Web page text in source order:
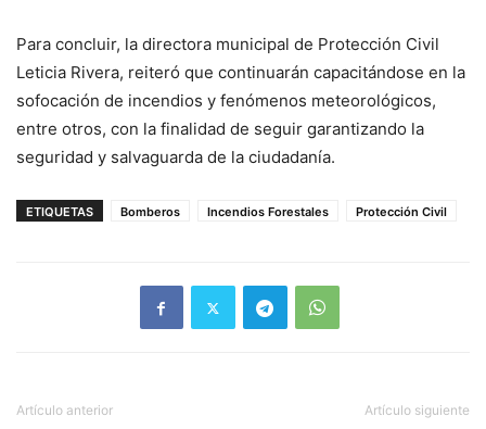
Para concluir, la directora municipal de Protección Civil
Leticia Rivera, reiteró que continuarán capacitándose en la
sofocación de incendios y fenómenos meteorológicos,
entre otros, con la finalidad de seguir garantizando la
seguridad y salvaguarda de la ciudadanía.
ETIQUETAS Bomberos Incendios Forestales Protección Civil
Artículo anterior Artículo siguiente